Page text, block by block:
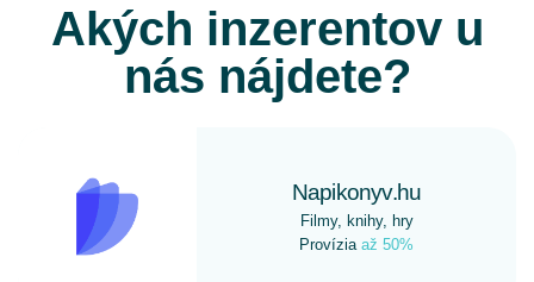
Akých inzerentov u
nás nájdete?
Napikonyv.hu
Filmy, knihy, hry
Provízia až 50%